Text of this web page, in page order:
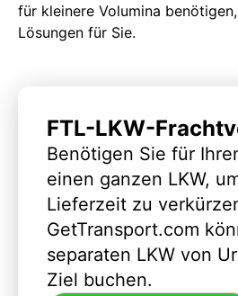
für kleinere Volumina
Lösungen für Sie.
FTL-LKW-
Benötigen Sie für
einen ganzen LKW,
Lieferzeit zu
GetTransport.com
separaten LKW von
Ziel buchen.